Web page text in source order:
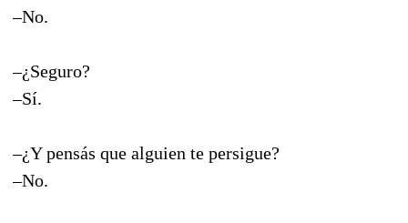
–No.
–¿Seguro?
–Sí.
–¿Y pensás que alguien te persigue?
–No.